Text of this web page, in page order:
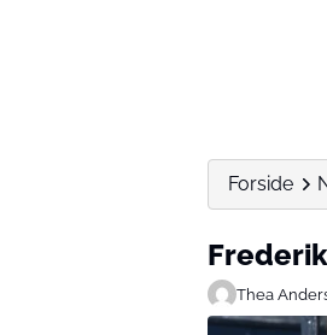
Forside
Thea